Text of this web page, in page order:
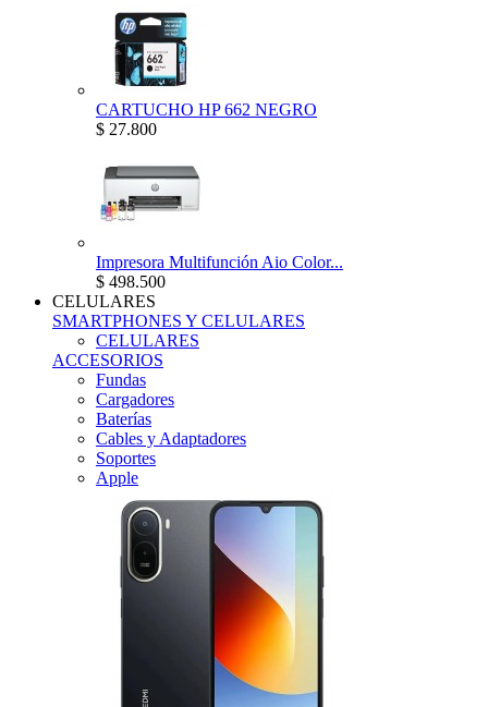
CARTUCHO HP 662 NEGRO
$ 27.800
Impresora Multifunción Aio Color...
$ 498.500
CELULARES
SMARTPHONES Y CELULARES
CELULARES
ACCESORIOS
Fundas
Cargadores
Baterías
Cables y Adaptadores
Soportes
Apple